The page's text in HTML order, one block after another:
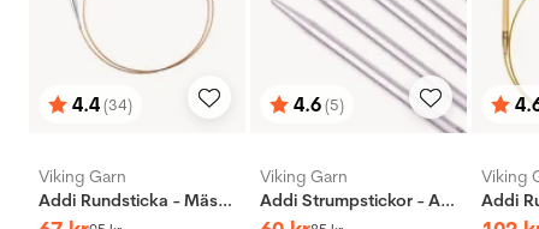
Betyg:
4.4(34)
utav 5 stjärnor
Viking Garn
Addi Rundsticka - Mässing
Betyg:
4.6(5)
utav 5 stjärnor
Viking Garn
Addi Strumpstickor - Aluminium
utav
Viking